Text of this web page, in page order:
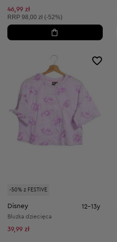
46,99 zł
Cena sugerowana:
RRP 98,00 zł (-52%)
-50% z FESTIVE
Disney 12-13y
Bluzka dziecięca
39,99 zł